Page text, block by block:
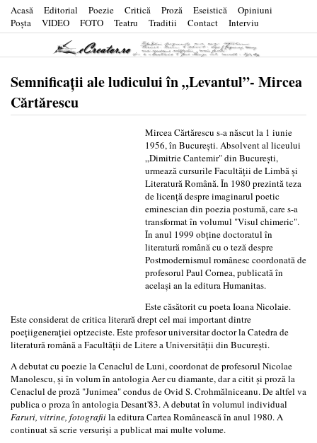
Acasă Editorial Poezie Critică Proză Eseistică
Opiniuni
Poşta
VIDEO FOTO Teatru Traditii Contact Interviu
Semnificații ale ludicului în „Levantul”- Mircea
Cărtărescu
Mircea Cărtărescu s-a născut la 1 iunie
1956, în București. Absolvent al liceului
„Dimitrie Cantemir" din București,
urmează cursurile Facultății de Limbă și
Literatură Română. În 1980 prezintă teza
de licență despre imaginarul poetic
eminescian din poezia postumă, care s-a
transformat în volumul "Visul chimeric".
În anul 1999 obține doctoratul în
literatură română cu o teză despre
Postmodernismul românesc coordonată de
profesorul Paul Cornea, publicată în
același an la editura Humanitas.
Este căsătorit cu poeta Ioana Nicolaie.
Este considerat de critica literară drept cel mai important dintre
poețiigenerației optzeciste. Este profesor universitar doctor la Catedra de
literatură română a Facultății de Litere a Universității din București.
A debutat cu poezie la Cenaclul de Luni, coordonat de profesorul Nicolae
Manolescu, și în volum în antologia Aer cu diamante, dar a citit și proză la
Cenaclul de proză "Junimea" condus de Ovid S. Crohmălniceanu. De altfel va
publica o proza în antologia Desant'83. A debutat în volumul individual
Faruri, vitrine, fotografiila editura Cartea Românească în anul 1980. A
continuat să scrie versuriși a publicat mai multe volume.